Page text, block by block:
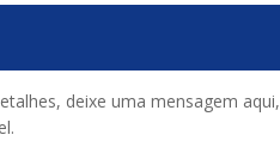
deixe uma mensagem aqui,